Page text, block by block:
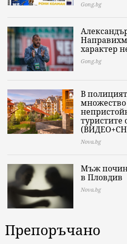
Gong.bg
характер
Gong.bg
В
множество
туристите
Nova.bg
Мъж
в Пловдив
Nova.bg
Препоръчано